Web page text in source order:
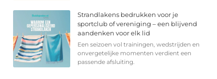
Strandlakens bedrukken voor je
sportclub of vereniging – een blijvend
aandenken voor elk lid
Een seizoen vol trainingen, wedstrijden en
onvergetelijke momenten verdient een
passende afsluiting.